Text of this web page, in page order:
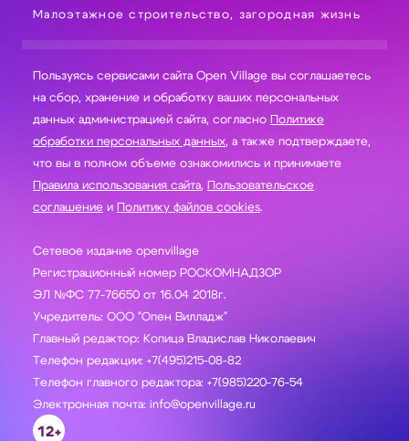
Малоэтажное строительство, загородная жизнь
Пользуясь сервисами сайта Open Village вы соглашаетесь
на сбор, хранение и обработку ваших персональных
данных администрацией сайта, согласно Политике
обработки персональных данных, а также подтверждаете,
что вы в полном объеме ознакомились и принимаете
Правила использования сайта, Пользовательское
соглашение и Политику файлов cookies.
Сетевое издание openvillage
Регистрационный номер РОСКОМНАДЗОР
ЭЛ №ФС 77-76650 от 16.04 2018г.
Учредитель: ООО "Опен Вилладж"
Главный редактор: Копица Владислав Николаевич
Телефон редакции: +7(495)215-08-82
Телефон главного редактора: +7(985)220-76-54
Электронная почта: info@openvillage.ru
12+